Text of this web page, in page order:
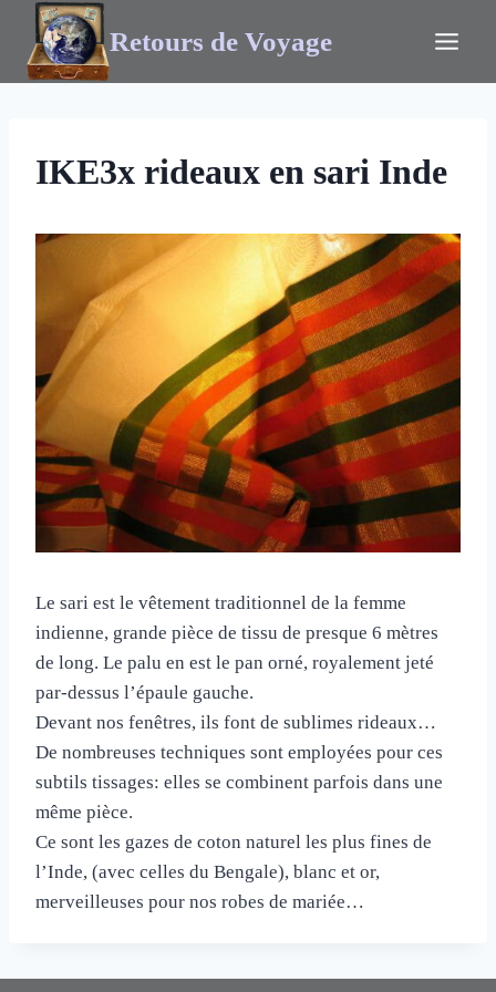
Retours de Voyage
IKE3x rideaux en sari Inde
Le sari est le vêtement traditionnel de la femme
indienne, grande pièce de tissu de presque 6 mètres
de long. Le palu en est le pan orné, royalement jeté
par-dessus l’épaule gauche.
Devant nos fenêtres, ils font de sublimes rideaux…
De nombreuses techniques sont employées pour ces
subtils tissages: elles se combinent parfois dans une
même pièce.
Ce sont les gazes de coton naturel les plus fines de
l’Inde, (avec celles du Bengale), blanc et or,
merveilleuses pour nos robes de mariée…